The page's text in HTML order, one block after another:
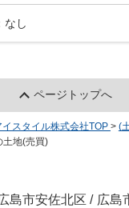
なし
ページトップへ
スタイル株式会社TOP > (
土地(売買)
島市安佐北区 / 広島